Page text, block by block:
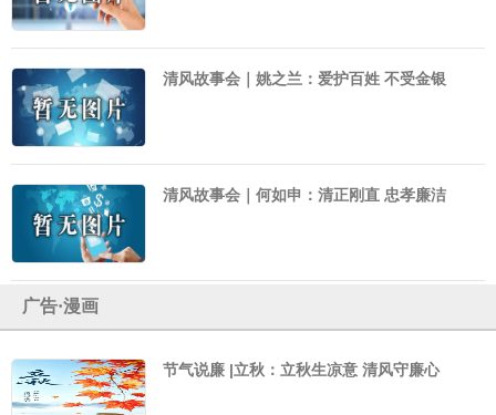
清风故事会｜姚之兰：爱护百姓 不受金银
清风故事会｜何如申：清正刚直 忠孝廉洁
广告·漫画
节气说廉 |立秋：立秋生凉意 清风守廉心